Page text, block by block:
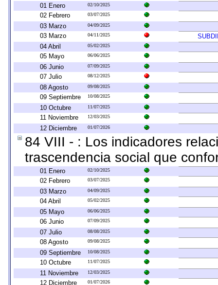
01 Enero 02/10/2025
02 Febrero 03/07/2025
03 Marzo 04/09/2025
03 Marzo 04/11/2025
04 Abril
05/02/2025
05 Mayo 06/06/2025
06 Junio 07/09/2025
07 Julio 08/12/2025
08 Agosto 09/08/2025
09 Septiembre 10/08/2025
10 Octubre 11/07/2025
11 Noviembre 12/03/2025
12 Diciembre 01/07/2026
84 VIII - : Los indicadores
trascendencia social que
01 Enero 02/10/2025
02 Febrero 03/07/2025
03 Marzo 04/09/2025
04 Abril 05/02/2025
05 Mayo 06/06/2025
06 Junio 07/09/2025
07 Julio 08/08/2025
08 Agosto 09/08/2025
09 Septiembre 10/08/2025
10 Octubre 11/07/2025
11 Noviembre 12/03/2025
12 Diciembre 01/07/2026